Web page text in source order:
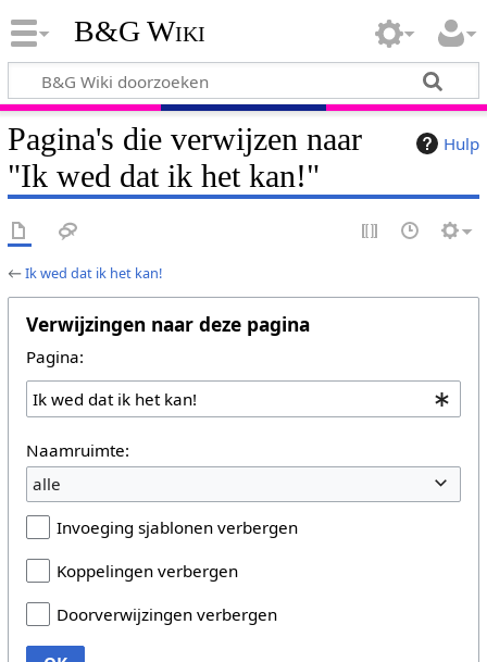
B&G Wiki
Hulp
Pagina's die verwijzen naar
"Ik wed dat ik het kan!"
←Ik wed dat ik het kan!
Verwijzingen naar deze pagina
Pagina:
Naamruimte:
alle
Invoeging sjablonen verbergen
Koppelingen verbergen
Doorverwijzingen verbergen